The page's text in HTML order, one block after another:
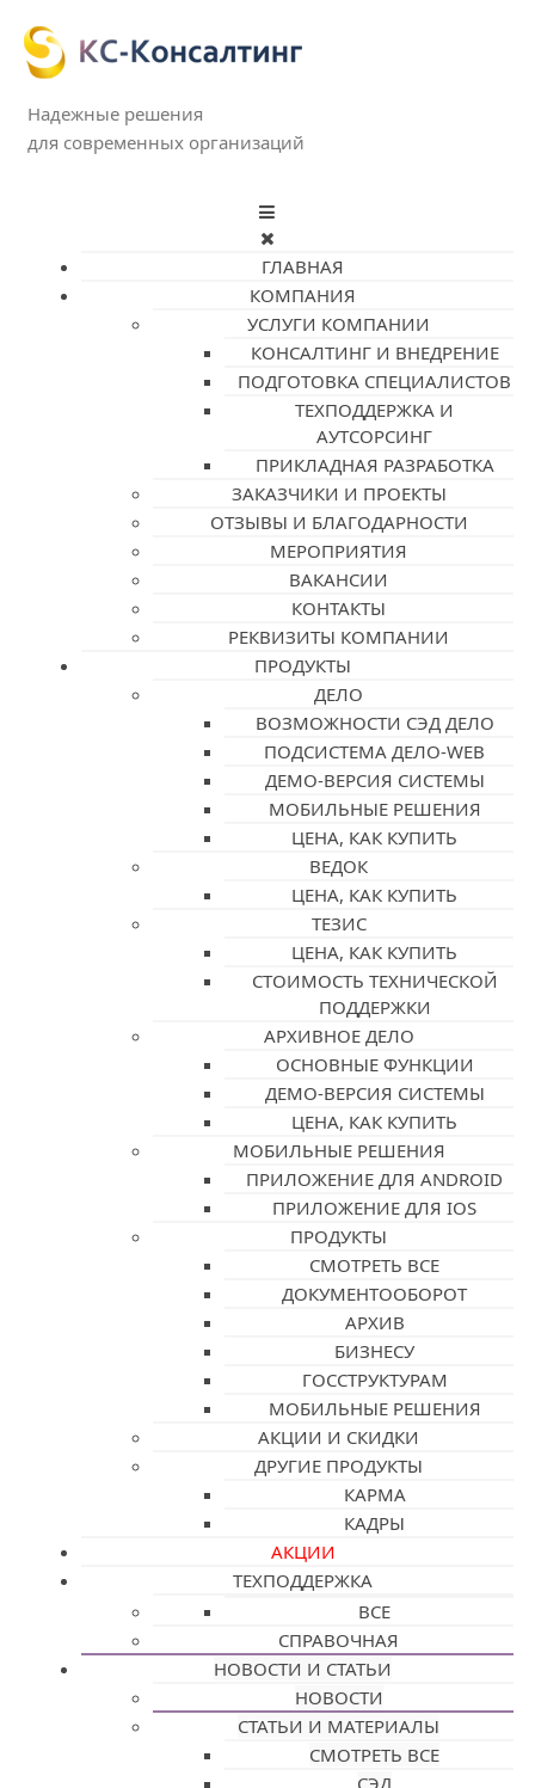
Надежные решения
для современных организаций
ГЛАВНАЯ
КОМПАНИЯ
УСЛУГИ КОМПАНИИ
КОНСАЛТИНГ И ВНЕДРЕНИЕ
ПОДГОТОВКА СПЕЦИАЛИСТОВ
ТЕХПОДДЕРЖКА И
АУТСОРСИНГ
ПРИКЛАДНАЯ РАЗРАБОТКА
ЗАКАЗЧИКИ И ПРОЕКТЫ
ОТЗЫВЫ И БЛАГОДАРНОСТИ
МЕРОПРИЯТИЯ
ВАКАНСИИ
КОНТАКТЫ
РЕКВИЗИТЫ КОМПАНИИ
ПРОДУКТЫ
ДЕЛО
ВОЗМОЖНОСТИ СЭД ДЕЛО
ПОДСИСТЕМА ДЕЛО-WEB
ДЕМО-ВЕРСИЯ СИСТЕМЫ
МОБИЛЬНЫЕ РЕШЕНИЯ
ЦЕНА, КАК КУПИТЬ
ВЕДОК
ЦЕНА, КАК КУПИТЬ
ТЕЗИС
ЦЕНА, КАК КУПИТЬ
СТОИМОСТЬ ТЕХНИЧЕСКОЙ
ПОДДЕРЖКИ
АРХИВНОЕ ДЕЛО
ОСНОВНЫЕ ФУНКЦИИ
ДЕМО-ВЕРСИЯ СИСТЕМЫ
ЦЕНА, КАК КУПИТЬ
МОБИЛЬНЫЕ РЕШЕНИЯ
ПРИЛОЖЕНИЕ ДЛЯ ANDROID
ПРИЛОЖЕНИЕ ДЛЯ IOS
ПРОДУКТЫ
СМОТРЕТЬ ВСЕ
ДОКУМЕНТООБОРОТ
АРХИВ
БИЗНЕСУ
ГОССТРУКТУРАМ
МОБИЛЬНЫЕ РЕШЕНИЯ
АКЦИИ И СКИДКИ
ДРУГИЕ ПРОДУКТЫ
КАРМА
КАДРЫ
АКЦИИ
ТЕХПОДДЕРЖКА
ВСЕ
СПРАВОЧНАЯ
НОВОСТИ И СТАТЬИ
НОВОСТИ
СТАТЬИ И МАТЕРИАЛЫ
СМОТРЕТЬ ВСЕ
СЭД